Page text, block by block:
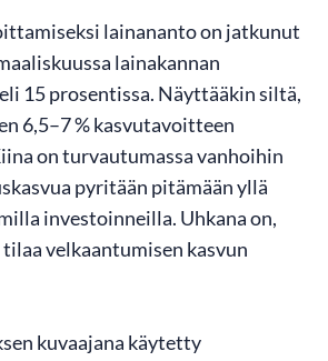
lainananto on jatkunut
lainakannan
15 prosentissa. Näyttääkin siltä,
6,5–7 % kasvutavoitteen
on turvautumassa vanhoihin
pyritään pitämään yllä
investoinneilla. Uhkana on,
velkaantumisen kasvun
kuvaajana käytetty